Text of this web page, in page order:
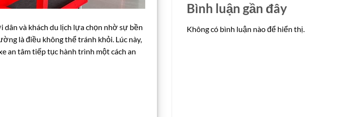
và khách du lịch lựa chọn nhờ sự bền
là điều không thể tránh khỏi. Lúc này,
an tâm tiếp tục hành trình một cách an
Bình luận gần đây
Không có bình luận nào để hiển thị.